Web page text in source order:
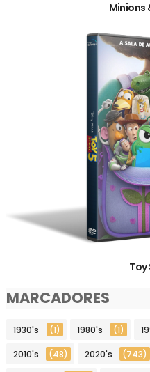
Minions
Toy
MARCADORES
1930's (1) 1980's (1)
2010's (48) 2020's (743)